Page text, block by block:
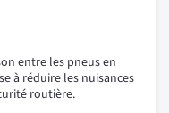
entre les pneus en
à réduire les nuisances
routière.